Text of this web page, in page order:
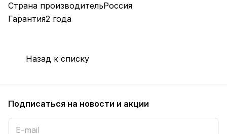
Страна производительРоссия
Гарантия2 года
Назад к списку
Подписаться на новости и акции